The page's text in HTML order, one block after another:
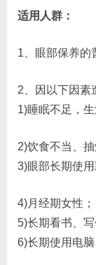
适用人群：
1、眼部保养的
2、因以下因素
1)睡眠不足，
2)饮食不当、抽
3)眼部长期使
4)月经期女性；
5)长期看书、
6)长期使用电脑